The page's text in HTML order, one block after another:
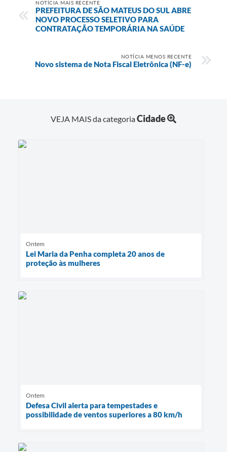
NOTÍCIA MAIS RECENTE
PREFEITURA DE SÃO MATEUS DO SUL ABRE
NOVO PROCESSO SELETIVO PARA
CONTRATAÇÃO TEMPORÁRIA NA SAÚDE
NOTÍCIA MENOS RECENTE
Novo sistema de Nota Fiscal Eletrônica (NF-e)
VEJA MAIS da categoriaCidade
Ontem
Lei Maria da Penha completa 20 anos de
proteção às mulheres
Ontem
Defesa Civil alerta para tempestades e
possibilidade de ventos superiores a 80 km/h